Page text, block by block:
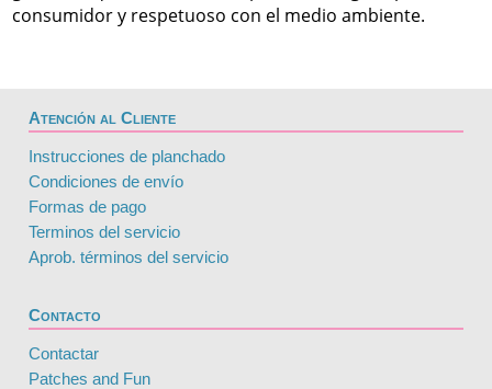
consumidor y respetuoso con el medio ambiente.
Atención al Cliente
Instrucciones de planchado
Condiciones de envío
Formas de pago
Terminos del servicio
Aprob. términos del servicio
Contacto
Contactar
Patches and Fun